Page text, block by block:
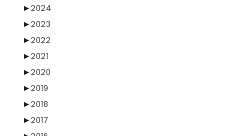
►2024
►2023
►2022
►2021
►2020
►2019
►2018
►2017